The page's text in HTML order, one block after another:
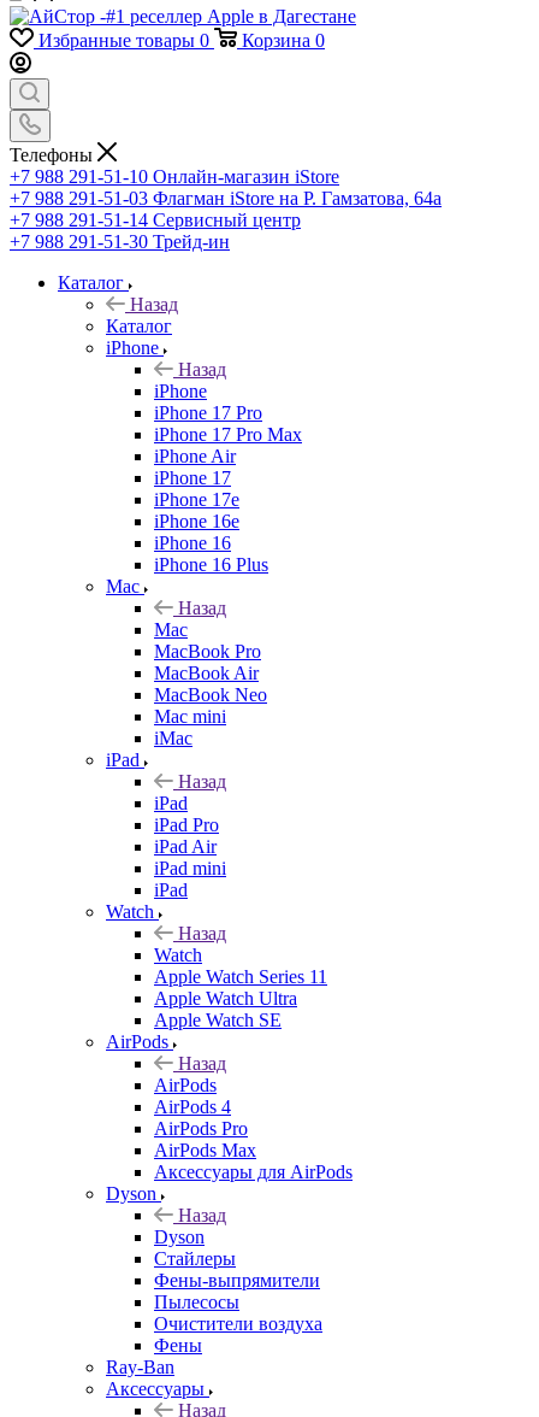
Избранные товары 0 Корзина 0
Телефоны
+7 988 291-51-10 Онлайн-магазин iStore
+7 988 291-51-03 Флагман iStore на Р. Гамзатова, 64а
+7 988 291-51-14 Сервисный центр
+7 988 291-51-30 Трейд-ин
Каталог
Назад
Каталог
iPhone
Назад
iPhone
iPhone 17 Pro
iPhone 17 Pro Max
iPhone Air
iPhone 17
iPhone 17e
iPhone 16e
iPhone 16
iPhone 16 Plus
Mac
Назад
Mac
MacBook Pro
MacBook Air
MacBook Neo
Mac mini
iMac
iPad
Назад
iPad
iPad Pro
iPad Air
iPad mini
iPad
Watch
Назад
Watch
Apple Watch Series 11
Apple Watch Ultra
Apple Watch SE
AirPods
Назад
AirPods
AirPods 4
AirPods Pro
AirPods Max
Аксессуары для AirPods
Dyson
Назад
Dyson
Стайлеры
Фены-выпрямители
Пылесосы
Очистители воздуха
Фены
Ray-Ban
Аксессуары
Назад